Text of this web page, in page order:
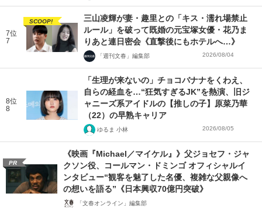
7位
7
SCOOP!
三山凌輝が妻・趣里との「キス・濡れ場禁止
ルール」を破って既婚の元宝塚女優・花乃ま
りあと連日密会《直撃後にもホテルへ…》
「週刊文春」編集部 2026/08/04
8位
8
「生理が来ないの」チョコバナナをくわえ、
自らの経血を…“狂気すぎるJK”を熱演、旧ジ
ャニーズ系アイドルの【推しの子】原菜乃華
（22）の早熟キャリア
ゆるま 小林 2026/08/05
PR
《映画『Michael／マイケル』》父ジョセフ・ジャ
クソン役、コールマン・ドミンゴ オフィシャルイ
ンタビュー“観客を魅了した名優、複雑な父親像へ
の想いを語る”《日本興収70億円突破》
「文春オンライン」編集部